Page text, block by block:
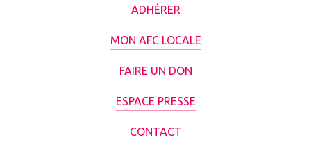
ADHÉRER
MON AFC LOCALE
FAIRE UN DON
ESPACE PRESSE
CONTACT